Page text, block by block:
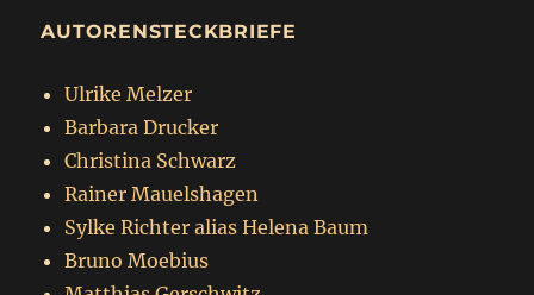
AUTORENSTECKBRIEFE
Ulrike Melzer
Barbara Drucker
Christina Schwarz
Rainer Mauelshagen
Sylke Richter alias Helena Baum
Bruno Moebius